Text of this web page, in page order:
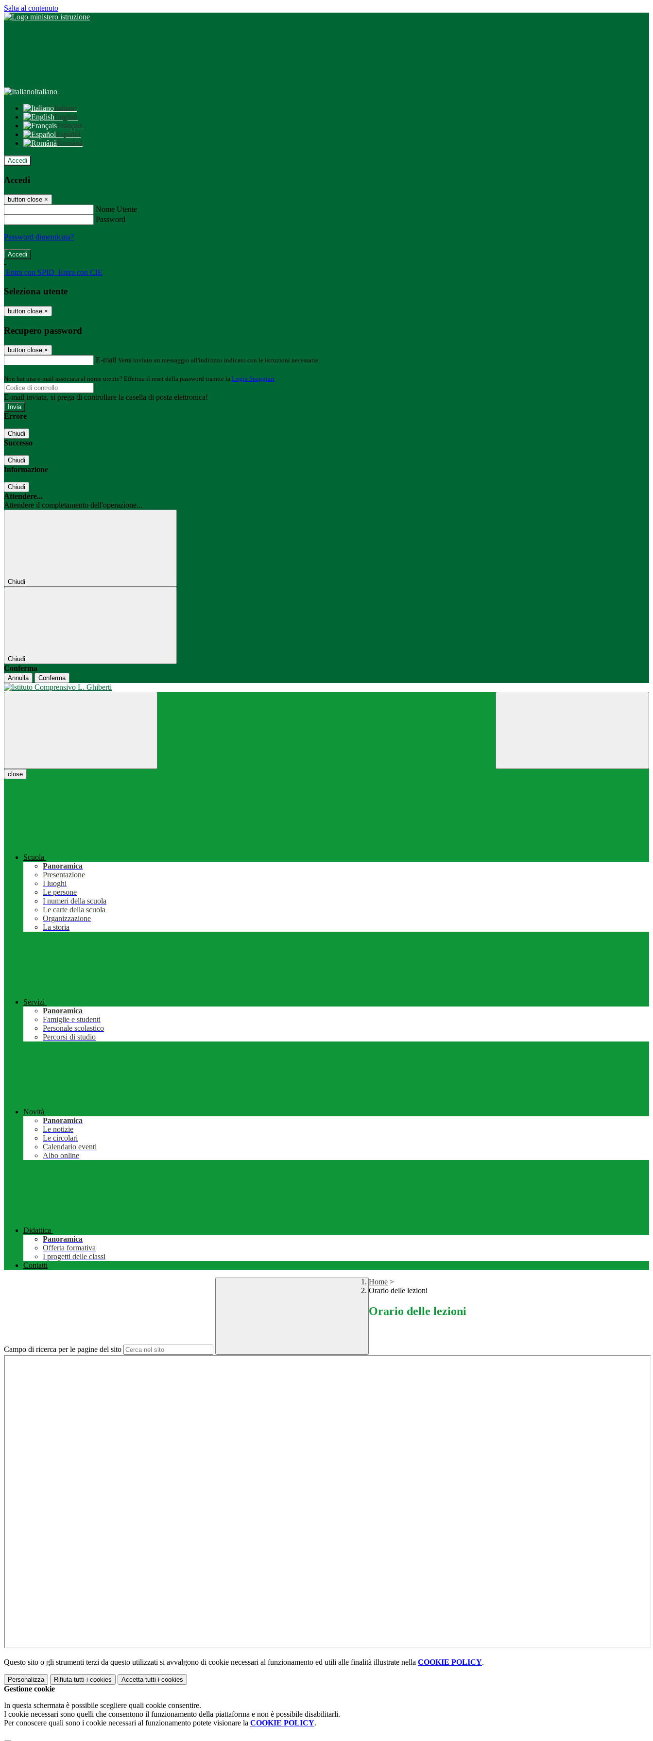
Salta al contenuto
Italiano
Italiano
English
Français
Español
Română
Accedi
Accedi
button close ×
Nome Utente
Password
Password dimenticata?
-
Entra con SPID Entra con CIE
Seleziona utente
button close ×
Recupero password
button close ×
E-mail Verrà inviato un messaggio all'indirizzo indicato con le istruzioni necessarie.
Non hai una e-mail associata al nome utente? Effettua il reset della password tramite la Login Spaggiari
E-mail inviata, si prega di controllare la casella di posta elettronica!
Errore
Chiudi
Successo
Chiudi
Informazione
Chiudi
Attendere...
Attendere il completamento dell'operazione...
Chiudi
Chiudi
Conferma
Annulla Conferma
close
Scuola
Panoramica
Presentazione
I luoghi
Le persone
I numeri della scuola
Le carte della scuola
Organizzazione
La storia
Servizi
Panoramica
Famiglie e studenti
Personale scolastico
Percorsi di studio
Novità
Panoramica
Le notizie
Le circolari
Calendario eventi
Albo online
Didattica
Panoramica
Offerta formativa
I progetti delle classi
Contatti
Campo di ricerca per le pagine del sito
Home >
Orario delle lezioni
Orario delle lezioni
Questo sito o gli strumenti terzi da questo utilizzati si avvalgono di cookie necessari al funzionamento ed utili alle finalità illustrate nella COOKIE POLICY.
Personalizza Rifiuta tutti i cookies Accetta tutti i cookies
Gestione cookie
In questa schermata è possibile scegliere quali cookie consentire.
I cookie necessari sono quelli che consentono il funzionamento della piattaforma e non è possibile disabilitarli.
Per conoscere quali sono i cookie necessari al funzionamento potete visionare la COOKIE POLICY.